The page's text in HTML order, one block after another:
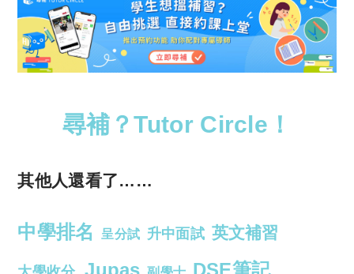
尋補？Tutor Circle！
其他人還看了……
中學排名 呈分試 升中面試 英文補習
Jupas DSE筆記